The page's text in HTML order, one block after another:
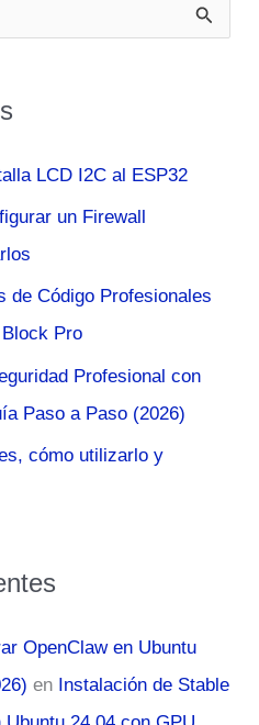
LCD I2C al ESP32
un Firewall
de Código Profesionales
Pro
Profesional con
Paso a Paso (2026)
cómo utilizarlo y
OpenClaw en Ubuntu
en Instalación de Stable